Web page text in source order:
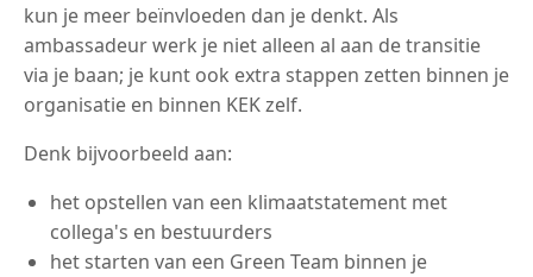
kun je meer beïnvloeden dan je denkt. Als
ambassadeur werk je niet alleen al aan de transitie
via je baan; je kunt ook extra stappen zetten binnen je
organisatie en binnen KEK zelf.
Denk bijvoorbeeld aan:
het opstellen van een klimaatstatement met
collega's en bestuurders
het starten van een Green Team binnen je